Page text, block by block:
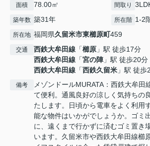
面積 78.00㎡ 間取り
築年数 築31年 所在階 1-2
所在地 福岡県久留米市東櫛原町459
交通 西鉄大牟田線 「櫛原 」駅 徒歩17分
西鉄大牟田線 「宮の陣」駅 徒歩20分
西鉄大牟田線 「西鉄久留米 」駅 徒歩
備考
メゾンドールMURATA：西鉄大牟田
て便利。通風良好の涼しく気持ちの
たします。日頃から電車をよく利用
能な物件はいかがでしょうか。ゴミ
に、遠くまで行かずに済むゴミ置き
います。久留米市や西鉄大牟田線櫛